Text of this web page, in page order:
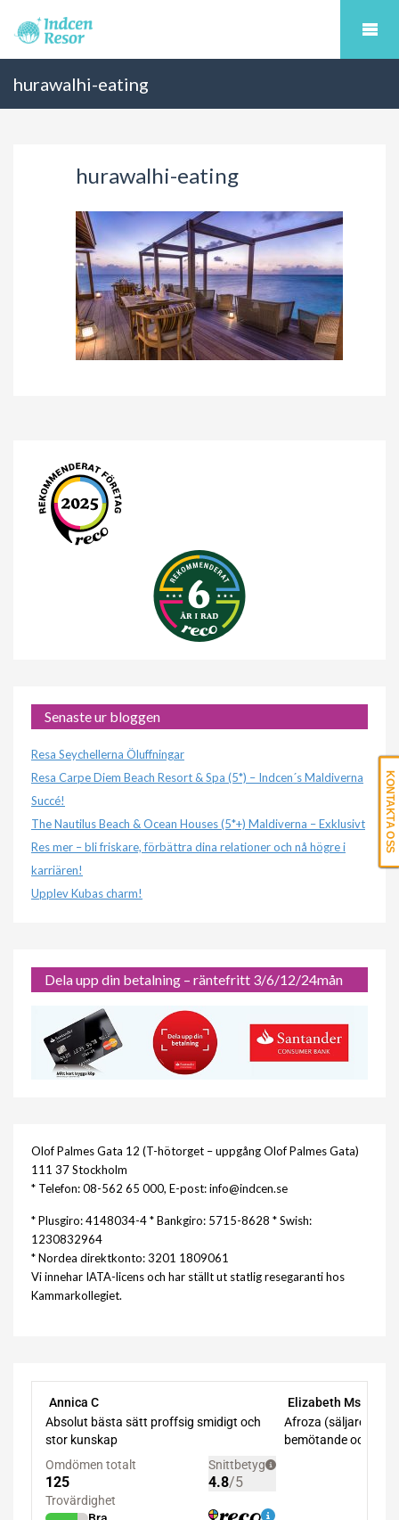
hurawalhi-eating
hurawalhi-eating
Senaste ur bloggen
Resa Seychellerna Öluffningar
Resa Carpe Diem Beach Resort & Spa (5*) – Indcen´s Maldiverna
Succé!
The Nautilus Beach & Ocean Houses (5*+) Maldiverna – Exklusivt
Res mer – bli friskare, förbättra dina relationer och nå högre i
karriären!
Upplev Kubas charm!
Dela upp din betalning – räntefritt 3/6/12/24mån
Olof Palmes Gata 12 (T-hötorget – uppgång Olof Palmes Gata)
111 37 Stockholm
* Telefon: 08-562 65 000, E-post: info@indcen.se
* Plusgiro: 4148034-4 * Bankgiro: 5715-8628 * Swish:
1230832964
* Nordea direktkonto: 3201 1809061
Vi innehar IATA-licens och har ställt ut statlig resegaranti hos
Kammarkollegiet.
KONTAKTA OSS